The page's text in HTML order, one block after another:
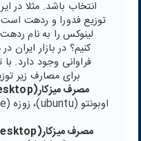
انتخاب باشد. مثلا در
توزیع فدورا و ردهت
لینوکس را به نام
کنیم؟ در بازار
فراوانی وجود دارد.
برای مصارف زیر
مصرف میزکار(desktop)/ایستگاه کاری کاربران تازه کار:
مصرف میزکار(desktop)/ایستگاه کاری کاربران حرفه ای: